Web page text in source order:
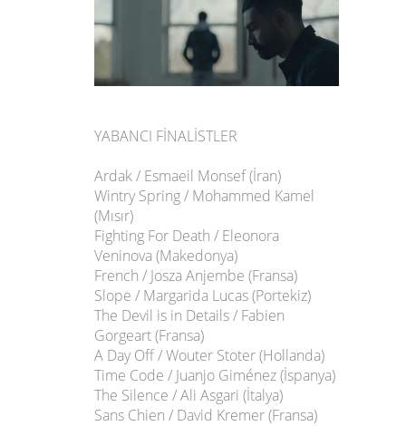
YABANCI FİNALİSTLER
Ardak / Esmaeil Monsef (İran)
Wintry Spring / Mohammed Kamel
(Mısır)
Fighting For Death / Eleonora
Veninova (Makedonya)
French / Josza Anjembe (Fransa)
Slope / Margarida Lucas (Portekiz)
The Devil is in Details / Fabien
Gorgeart (Fransa)
A Day Off / Wouter Stoter (Hollanda)
Time Code / Juanjo Giménez (İspanya)
The Silence / Ali Asgari (İtalya)
Sans Chien / David Kremer (Fransa)